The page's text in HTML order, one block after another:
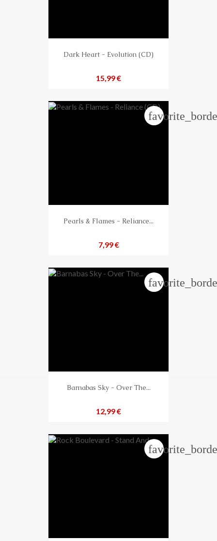
Dark Heart - Evolution (CD)
Preis
15,99 €
Pearls & Flames - Reliance...
Preis
7,99 €
Barnabas Sky - Over The...
Preis
12,99 €